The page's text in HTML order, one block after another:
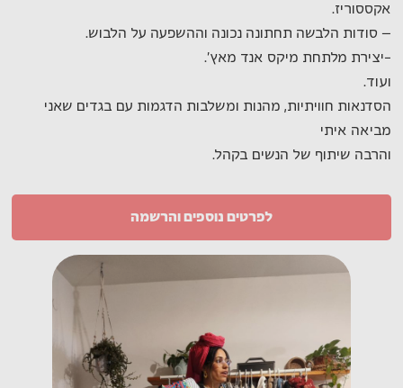
אקססוריז.
– סודות הלבשה תחתונה נכונה וההשפעה על הלבוש.
-יצירת מלתחת מיקס אנד מאץ'.
ועוד.
הסדנאות חוויתיות, מהנות ומשלבות הדגמות עם בגדים שאני
מביאה איתי
והרבה שיתוף של הנשים בקהל.
לפרטים נוספים והרשמה